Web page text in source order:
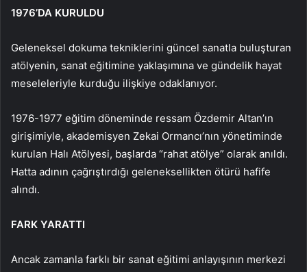
1976’DA KURULDU
Geleneksel dokuma tekniklerini güncel sanatla buluşturan
atölyenin, sanat eğitimine yaklaşımına ve gündelik hayat
meseleleriyle kurduğu ilişkiye odaklanıyor.
1976-1977 eğitim döneminde ressam Özdemir Altan’ın
girişimiyle, akademisyen Zekai Ormancı’nın yönetiminde
kurulan Halı Atölyesi, başlarda “rahat atölye” olarak anıldı.
Hatta adının çağrıştırdığı geleneksellikten ötürü hafife
alındı.
FARK YARATTI
Ancak zamanla farklı bir sanat eğitimi anlayışının merkezi